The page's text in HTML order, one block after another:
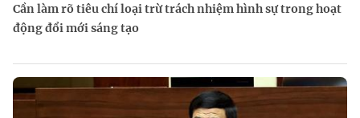
Cần làm rõ tiêu chí loại trừ trách nhiệm hình sự trong hoạt
động đổi mới sáng tạo